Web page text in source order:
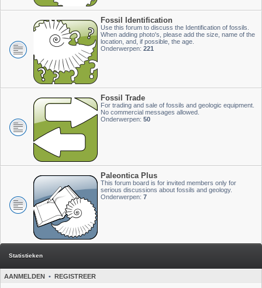
Fossil Identification
Use this forum to discuss the Identification of fossils.
When adding photo's, please add the size, name of the
location, and, if possible, the age.
Onderwerpen: 221
Fossil Trade
For trading and sale of fossils and geologic equipment.
No commercial messages allowed.
Onderwerpen: 50
Paleontica Plus
This forum board is for invited members only for
serious discussions about fossils and geology.
Onderwerpen: 7
Statistieken
AANMELDEN • REGISTREER